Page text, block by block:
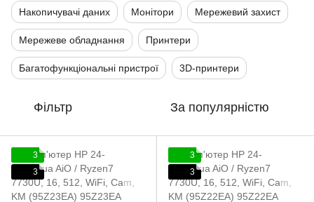
Накопичувачі даних Монітори Мережевий захист
Мережеве обладнання Принтери
Багатофункціональні пристрої 3D-принтери
Фільтр За популярністю
3
3
3
3